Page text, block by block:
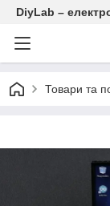
DiyLab –
Товари та